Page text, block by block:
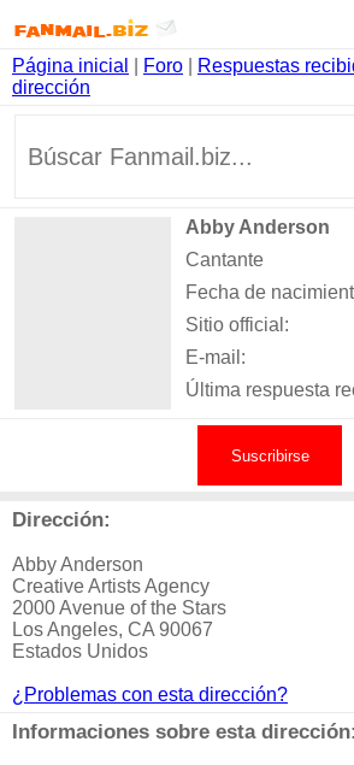
Página inicial Foro Respuestas
dirección
Abby Anderson
Cantante
Fecha de
Sitio official:
E-mail:
Última respuesta
Suscribirse
Dirección:
Abby Anderson
Creative Artists Agency
2000 Avenue of the Stars
Los Angeles, CA 90067
Estados Unidos
¿Problemas con esta dirección?
Informaciones sobre esta dirección: